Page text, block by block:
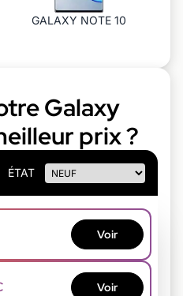
GALAXY NOTE 10
Galaxy
prix ?
ÉTAT
Voir
Voir